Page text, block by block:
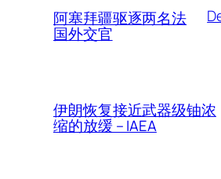
阿塞拜疆驱逐两名法
国外交官
伊朗恢复接近武器级铀浓
缩的放缓 – IAEA